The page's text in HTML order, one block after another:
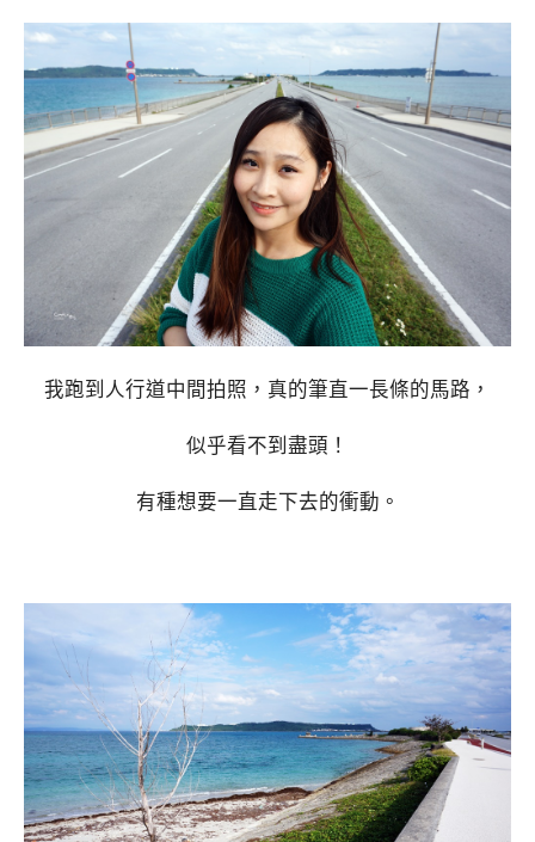
我跑到人行道中間拍照，真的筆直一長條的馬路，
似乎看不到盡頭！
有種想要一直走下去的衝動。